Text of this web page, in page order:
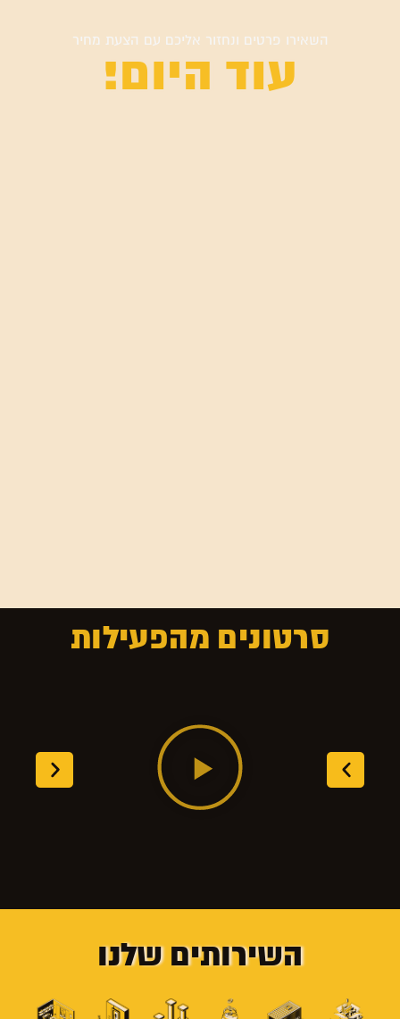
השאירו פרטים ונחזור אליכם עם הצעת מחיר
עוד היום!
סרטונים מהפעילות
השירותים שלנו